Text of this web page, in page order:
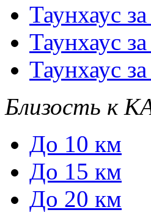
Таунхаус
Таунхаус
Таунхаус
Близость к
До 10 км
До 15 км
До 20 км